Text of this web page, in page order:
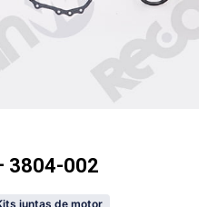
3804-002
juntas de motor